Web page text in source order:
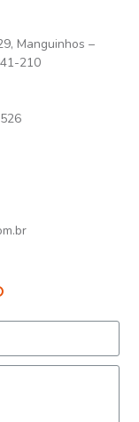
Manguinhos –
210